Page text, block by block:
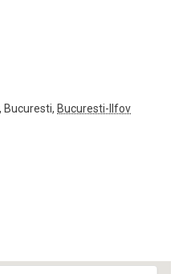
, Bucuresti, Bucuresti-Ilfov